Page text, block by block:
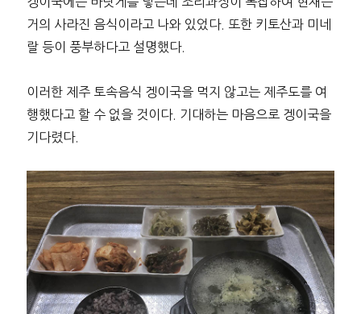
거의 사라진 음식이라고 나와 있었다. 또한 키토산과 미네
랄 등이 풍부하다고 설명했다.
이러한 제주 토속음식 겡이국을 먹지 않고는 제주도를 여
행했다고 할 수 없을 것이다. 기대하는 마음으로 겡이국을
기다렸다.